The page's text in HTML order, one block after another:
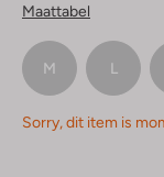
Maattabel
M L
Sorry, dit item is